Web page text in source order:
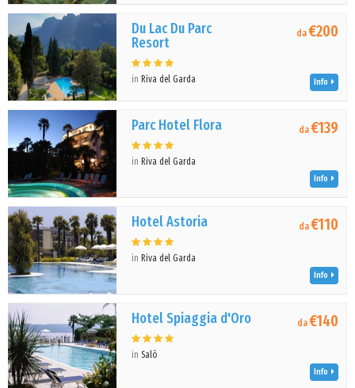
Du Lac Du Parc
Resort
in Riva del Garda
da€200
Info
Parc Hotel Flora
in Riva del Garda
da€139
Info
Hotel Astoria
in Riva del Garda
da€110
Info
Hotel Spiaggia d'Oro
inSalò
da€140
Info